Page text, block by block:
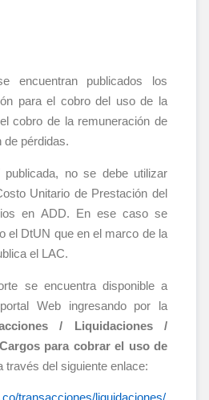
encuentran publicados los
para el cobro del uso de la
cobro de la remuneración de
de pérdidas.
publicada, no se debe utilizar
Unitario de Prestación del
en ADD. En ese caso se
el DtUN que en el marco de la
el LAC.
se encuentra disponible a
Web ingresando por la
/ Liquidaciones /
para cobrar el uso de
través del siguiente enlace:
transacciones/liquidaciones/